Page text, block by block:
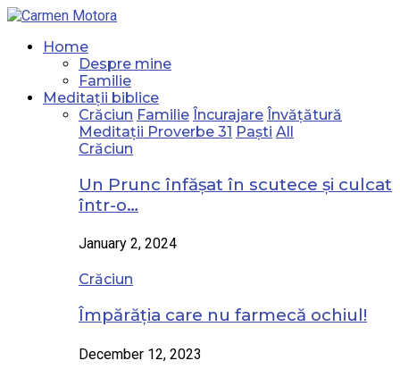
Home
Despre mine
Familie
Meditații biblice
Crăciun Familie Încurajare Învățătură
Meditații Proverbe 31 Paști All
Crăciun
Un Prunc înfășat în scutece și culcat
într-o…
January 2, 2024
Crăciun
Împărăția care nu farmecă ochiul!
December 12, 2023